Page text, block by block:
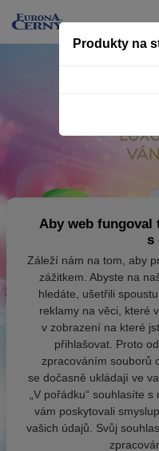
Produkty na
Aby web fungoval
s
Záleží nám na tom, aby
zážitkem. Abyste na
hledáte, ušetřili
reklamy na věci, které
v zobrazení na které
přihlašovat. Proto
zpracováním souborů
se dočasně ukládají ve
„V pořádku“ souhlasíte
vám poskytovali
vašich údajů. Svůj